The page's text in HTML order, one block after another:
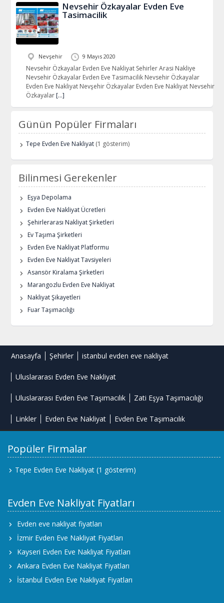
Nevsehir Özkayalar Evden Eve
Tasimacilik
Nevşehir 9 Mayıs 2020
Nevsehir Özkayalar Evden Eve Nakliyat Sehirler Arasi Nakliye
Nevsehir Özkayalar Evden Eve Tasimacilik Nevsehir Özkayalar
Evden Eve Nakliyat Nevşehir Özkayalar Evden Eve Nakliyat Nevsehir
Özkayalar […]
Günün Popüler Firmaları
Tepe Evden Eve Nakliyat (1 gösterim)
Bilinmesi Gerekenler
Eşya Depolama
Evden Eve Nakliyat Ücretleri
Şehirlerarası Nakliyat Şirketleri
Ev Taşıma Şirketleri
Evden Eve Nakliyat Platformu
Evden Eve Nakliyat Tavsiyeleri
Asansör Kiralama Şirketleri
Marangozlu Evden Eve Nakliyat
Nakliyat Şikayetleri
Fuar Taşımacılığı
Anasayfa Şehirler istanbul evden eve nakliyat
Uluslararası Evden Eve Nakliyat
Uluslararası Evden Eve Taşımacılık Zati Eşya Taşımacılığı
Linkler Evden Eve Nakliyat Evden Eve Taşımacılık
Popüler Firmalar
Tepe Evden Eve Nakliyat (1 gösterim)
Evden Eve Nakliyat Fiyatları
Evden eve nakliyat fiyatları
İzmir Evden Eve Nakliyat Fiyatları
Kayseri Evden Eve Nakliyat Fiyatları
Ankara Evden Eve Nakliyat Fiyatları
İstanbul Evden Eve Nakliyat Fiyatları